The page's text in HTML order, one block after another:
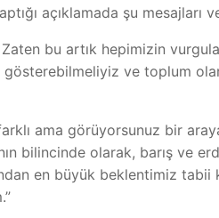
açıklamada şu mesajları
bu artık hepimizin
gösterebilmeliyiz ve toplum
ama görüyorsunuz bir
bilincinde olarak, barış ve
en büyük beklentimiz tabii